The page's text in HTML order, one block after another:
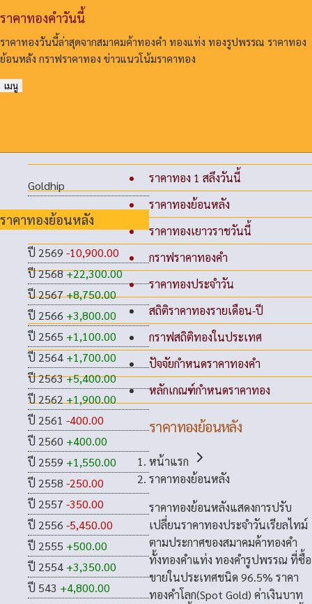
ราคาทองคําวันนี้
ราคาทองวันนี้ล่าสุดจากสมาคมค้าทองคํา ทองแท่ง ทองรูปพรรณ ราคาทอง
ย้อนหลัง กราฟราคาทอง ข่าวแนวโน้มราคาทอง
เมนู
Goldhip
ราคาทองย้อนหลัง
ปี 2569 -10,900.00
ปี 2568+22,300.00
ปี 2567+8,750.00
ปี 2566 +3,800.00
ปี 2565 +1,100.00
ปี 2564 +1,700.00
ปี 2563+5,400.00
ปี 2562+1,900.00
ปี 2561 -400.00
ปี 2560 +400.00
ปี 2559 +1,550.00
ปี 2558 -250.00
ปี 2557 -350.00
ปี 2556 -5,450.00
ปี 2555 +500.00
ปี 2554 +3,350.00
ปี 543 +4,800.00
ราคาทอง 1 สลึงวันนี้
ราคาทองย้อนหลัง
ราคาทองเยาวราชวันนี้
กราฟราคาทองคำ
ราคาทองประจำวัน
สถิติราคาทองรายเดือน-ปี
กราฟสถิติทองในประเทศ
ปัจจัยกำหนดราคาทองคำ
หลักเกณฑ์กำหนดราคาทอง
ราคาทองย้อนหลัง
หน้าแรก
ราคาทองย้อนหลัง
ราคาทองย้อนหลังแสดงการปรับ
เปลี่ยนราคาทองประจำวันเรียลไทม์
ตามประกาศของสมาคมค้าทองคำ
ทั้งทองคำแท่ง ทองคำรูปพรรณ ที่ซื้อ
ขายในประเทศชนิด 96.5% ราคา
ทองคำโลก(Spot Gold) ค่าเงินบาท